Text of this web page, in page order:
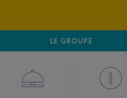
GOLFE DE SAINT-TROPEZ
LE GROUPE